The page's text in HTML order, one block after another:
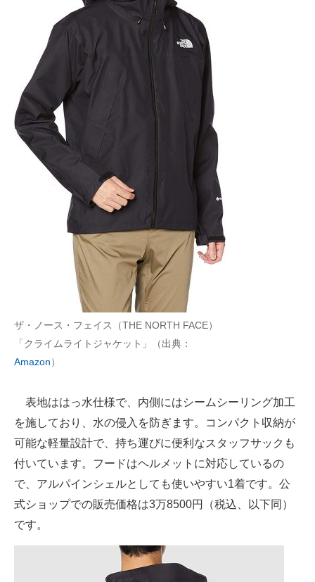
ザ・ノース・フェイス（THE NORTH FACE）
「クライムライトジャケット」（出典：
Amazon）
表地ははっ水仕様で、内側にはシームシーリング加工
を施しており、水の侵入を防ぎます。コンパクト収納が
可能な軽量設計で、持ち運びに便利なスタッフサックも
付いています。フードはヘルメットに対応しているの
で、アルパインシェルとしても使いやすい1着です。公
式ショップでの販売価格は3万8500円（税込、以下同）
です。